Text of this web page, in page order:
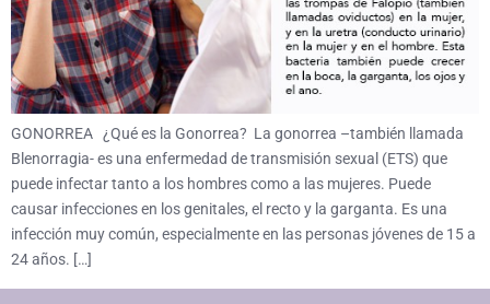
GONORREA ¿Qué es la Gonorrea? La gonorrea –también llamada
Blenorragia- es una enfermedad de transmisión sexual (ETS) que
puede infectar tanto a los hombres como a las mujeres. Puede
causar infecciones en los genitales, el recto y la garganta. Es una
infección muy común, especialmente en las personas jóvenes de 15 a
24 años. […]